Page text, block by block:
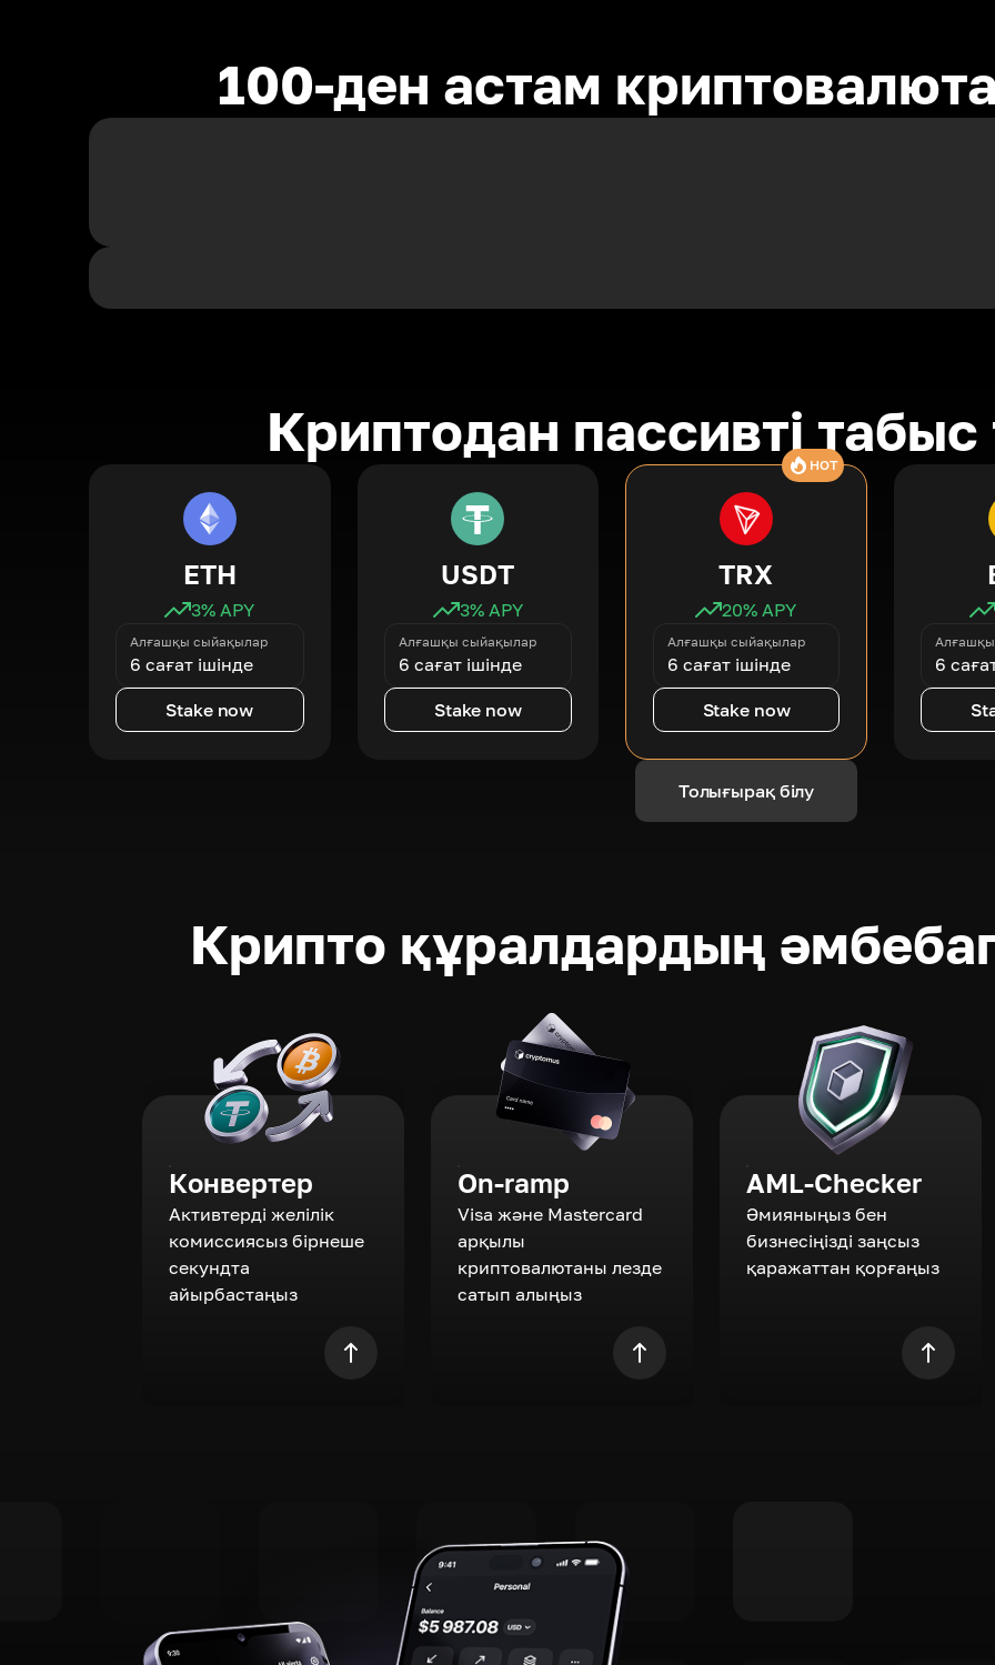
100-ден астам
Криптодан пассивті
ETH
3% APY
Алғашқы сыйақылар
6 сағат ішінде
Stake now
USDT
3% APY
Алғашқы сыйақылар
6 сағат ішінде
Stake now
HOT
TRX
20% APY
Алғашқы сыйақылар
6 сағат ішінде
Stake now
6
Толығырақ білу
Крипто құралдардың
Конвертер
Активтерді желілік
комиссиясыз бірнеше
секундта
айырбастаңыз
On-ramp
Visa және Mastercard
арқылы
криптовалютаны лезде
сатып алыңыз
AML-Checker
Әмияныңыз бен
бизнесіңізді заңсыз
қаражаттан қорғаңыз